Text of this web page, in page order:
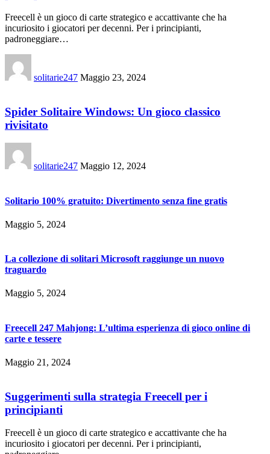
Freecell è un gioco di carte strategico e accattivante che ha
incuriosito i giocatori per decenni. Per i principianti,
padroneggiare…
solitarie247 Maggio 23, 2024
Spider Solitaire Windows: Un gioco classico
rivisitato
solitarie247 Maggio 12, 2024
Solitario 100% gratuito: Divertimento senza fine gratis
Maggio 5, 2024
La collezione di solitari Microsoft raggiunge un nuovo
traguardo
Maggio 5, 2024
Freecell 247 Mahjong: L’ultima esperienza di gioco online di
carte e tessere
Maggio 21, 2024
Suggerimenti sulla strategia Freecell per i
principianti
Freecell è un gioco di carte strategico e accattivante che ha
incuriosito i giocatori per decenni. Per i principianti,